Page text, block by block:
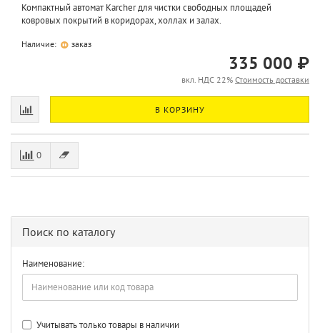
Компактный автомат Karcher для чистки свободных площадей
ковровых покрытий в коридорах, холлах и залах.
Наличие: заказ
335 000 ₽
вкл. НДС 22% Стоимость доставки
В КОРЗИНУ
0
Поиск по каталогу
Наименование:
Учитывать только товары в наличии